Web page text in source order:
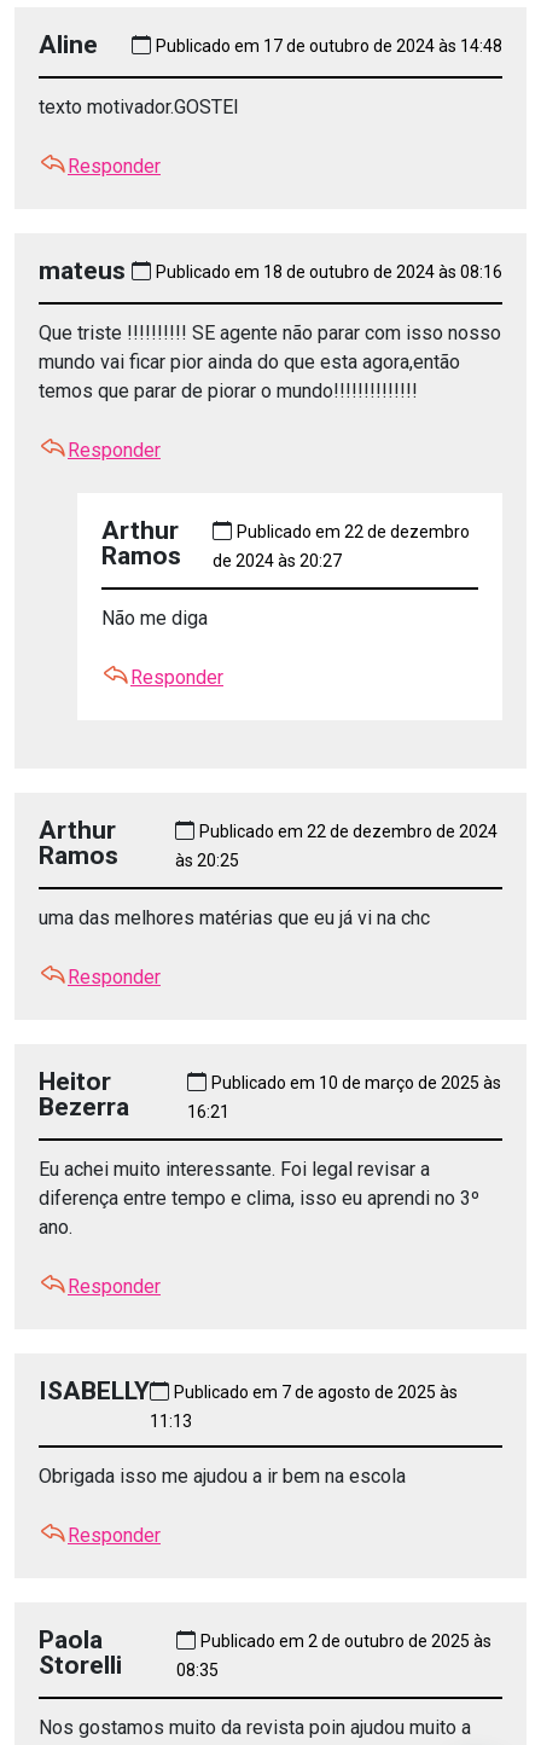
Aline Publicado em 17 de outubro de 2024 às 14:48
texto motivador.GOSTEI
Responder
mateus Publicado em 18 de outubro de 2024 às 08:16
Que triste !!!!!!!!!! SE agente não parar com isso nosso
mundo vai ficar pior ainda do que esta agora,então
temos que parar de piorar o mundo!!!!!!!!!!!!!!
Responder
Arthur
Ramos
Publicado em 22 de dezembro
de 2024 às 20:27
Não me diga
Responder
Arthur
Ramos
Publicado em 22 de dezembro de 2024
às 20:25
uma das melhores matérias que eu já vi na chc
Responder
Heitor
Bezerra
Publicado em 10 de março de 2025 às
16:21
Eu achei muito interessante. Foi legal revisar a
diferença entre tempo e clima, isso eu aprendi no 3º
ano.
Responder
ISABELLY
Publicado em 7 de agosto de 2025 às
11:13
Obrigada isso me ajudou a ir bem na escola
Responder
Paola
Storelli
Publicado em 2 de outubro de 2025 às
08:35
Nos gostamos muito da revista poin ajudou muito a